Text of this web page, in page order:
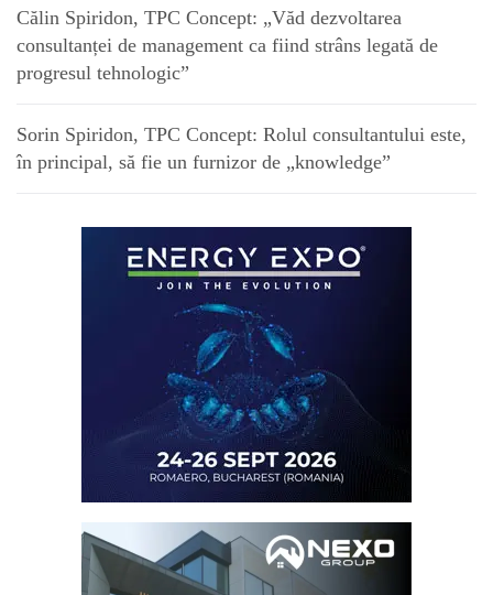
Călin Spiridon, TPC Concept: „Văd dezvoltarea
consultanței de management ca fiind strâns legată de
progresul tehnologic”
Sorin Spiridon, TPC Concept: Rolul consultantului este,
în principal, să fie un furnizor de „knowledge”